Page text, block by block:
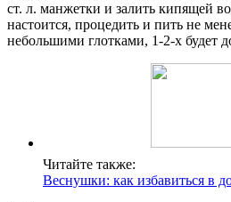
ст. л. манжетки и залить кипящей
настоится, процедить и пить не
небольшими глотками, 1-2-х будет
Читайте также:
Веснушки: как избавиться в